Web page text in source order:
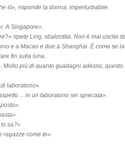
sì», risponde la donna, imperturbabile.
A Singapore».
ripete Ling, sbalordita. Non è mai uscita
e a Macao e due a Shanghai. È come se
fin sulla luna.
Molto più di quanto guadagni adesso, questo
laboratorio».
in un laboratorio sei sprecata».
sa?»
ragazze come te».